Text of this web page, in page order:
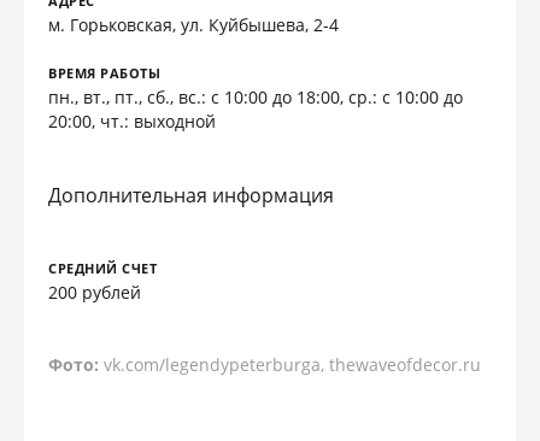
м. Горьковская, ул. Куйбышева, 2-4
ВРЕМЯ РАБОТЫ
пн., вт., пт., сб., вс.: с 10:00 до 18:00, ср.: с 10:00 до
20:00, чт.: выходной
Дополнительная информация
СРЕДНИЙ СЧЕТ
200 рублей
Фото:vk.com/legendypeterburga, thewaveofdecor.ru